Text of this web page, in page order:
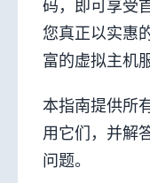
码，即可享受
您真正以实惠
富的虚拟主机
本指南提供所
用它们，并解
问题。